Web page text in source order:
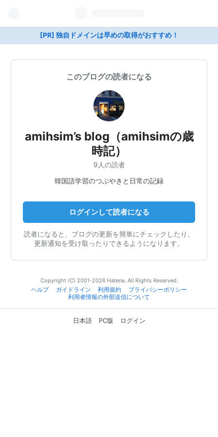
[PR] 独自ドメインは早めの取得がおすすめ！
このブログの読者になる
amihsim’s blog（amihsimの歳
時記）
9人の読者
韓国語学習のつぶやきと日常の記録
ログインして読者になる
読者になると、ブログの更新を簡単にチェックしたり、
更新通知を受け取ったりできるようになります。
Copyright (C) 2001-2026 Hatena. All Rights Reserved.
ヘルプ
ガイドライン 利用規約
プライバシーポリシー
利用者情報の外部送信について
日本語 PC版 ログイン